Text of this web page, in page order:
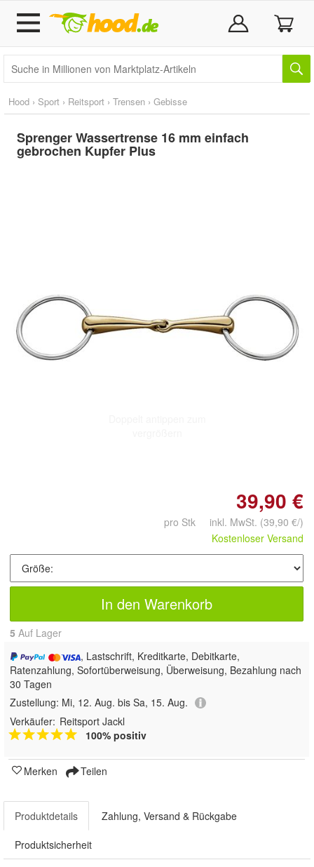
Hood › Sport › Reitsport › Trensen › Gebisse
Sprenger Wassertrense 16 mm einfach
gebrochen Kupfer Plus
39,90 €
pro Stk inkl. MwSt. (39,90 €/)
Kostenloser Versand
In den Warenkorb
5 Auf Lager
, Lastschrift, Kreditkarte, Debitkarte,
Ratenzahlung, Sofortüberweisung, Überweisung, Bezahlung nach
30 Tagen
Zustellung: Mi, 12. Aug. bis Sa, 15. Aug.
Verkäufer: Reitsport Jackl
100% positiv
Merken Teilen
Produktdetails Zahlung, Versand & Rückgabe
Produktsicherheit